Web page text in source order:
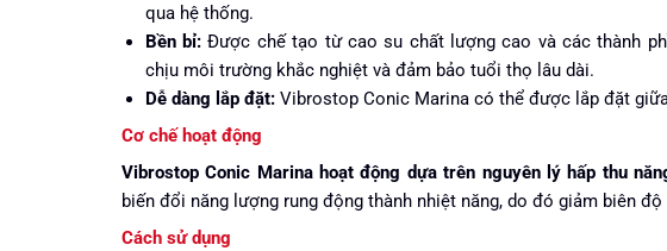
qua hệ thống.
Bền bỉ: Được chế tạo từ cao su chất lượng cao và các thành
chịu môi trường khắc nghiệt và đảm bảo tuổi thọ lâu dài.
Dễ dàng lắp đặt:Vibrostop Conic Marina có thể được lắp đặt
Cơ chế hoạt động
Vibrostop Conic Marina hoạt động dựa trên nguyên lý hấp thu
biến đổi năng lượng rung động thành nhiệt năng, do đó giảm biên
Cách sử dụng